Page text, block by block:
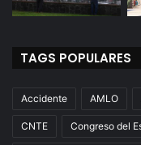
TAGS POPULARES
Accidente AMLO
CNTE Congreso del